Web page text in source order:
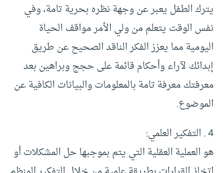
يترك الطفل يعبر عن وجهة نظره بحرية تامة، وفي
نفس الوقت يتعلم من ولي الأمر مواقف الحياة
اليومية مما يعزز الفكر الناقد الصحيح عن طريق
إبدائك لآراء وأحكام قائمة على حجج وبراهين بعد
معرفتك معرفة تامة بالمعلومات والبيانات الكافية عن
الموضوع.
4 . التفكير العلمي:
هو العملية العقلية التي يتم بموجبها حل المشكلات أو